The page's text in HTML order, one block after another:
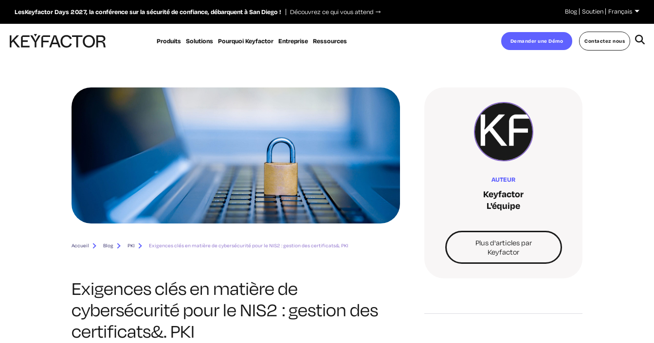
LesKeyfactor Days 2027, la conférence sur la sécurité de confiance, débarquent à San Diego ! Découvrez ce qui vous attend Blog Soutien Français
Produits Solutions Pourquoi Keyfactor Entreprise Ressources Demander une Démo Contactez nous
Accueil Blog PKI Exigences clés en matière de cybersécurité pour le NIS2 : gestion des certificats&. PKI
Exigences clés en matière de
cybersécurité pour le NIS2 : gestion des
certificats&. PKI
AUTEUR
Keyfactor
L'équipe
Plus d'articles par
Keyfactor